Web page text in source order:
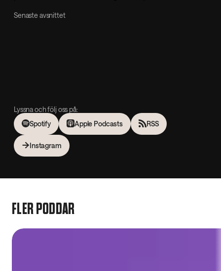
Senaste avsnittet
Lyssna och följ oss på:
Spotify
Apple Podcasts RSS
Instagram
FLER PODDAR